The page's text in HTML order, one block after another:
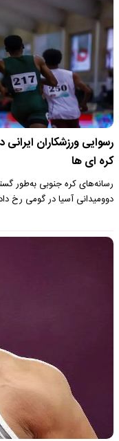
رسوایی ورزشکاران
کره ای ها
رسانه‌های کره جنوبی به‌طور
دوومیدانی آسیا در گومی رخ